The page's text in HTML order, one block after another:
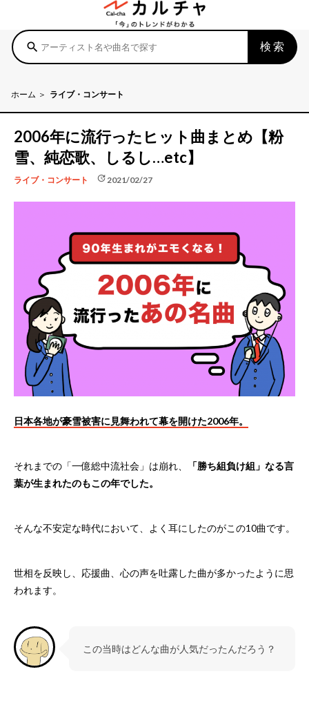
search 検索
ホーム ライブ・コンサート
2006年に流行ったヒット曲まとめ【粉
雪、純恋歌、しるし…etc】
ライブ・コンサート update 2021/02/27
日本各地が豪雪被害に見舞われて幕を開けた2006年。
それまでの「一億総中流社会」は崩れ、
「勝ち組負け組」なる言
葉が生まれたのもこの年でした。
そんな不安定な時代において、よく耳にしたのがこの10曲です。
世相を反映し、応援曲、心の声を吐露した曲が多かったように思
われます。
この当時はどんな曲が人気だったんだろう？